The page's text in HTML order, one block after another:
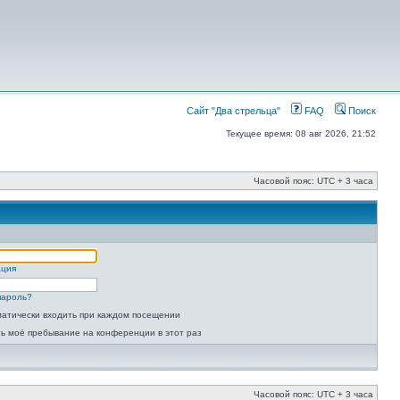
Сайт "Два стрельца" FAQ Поиск
Текущее время: 08 авг 2026, 21:52
Часовой пояс: UTC + 3 часа
входить при каждом посещении
моё пребывание на конференции в этот раз
Часовой пояс: UTC + 3 часа